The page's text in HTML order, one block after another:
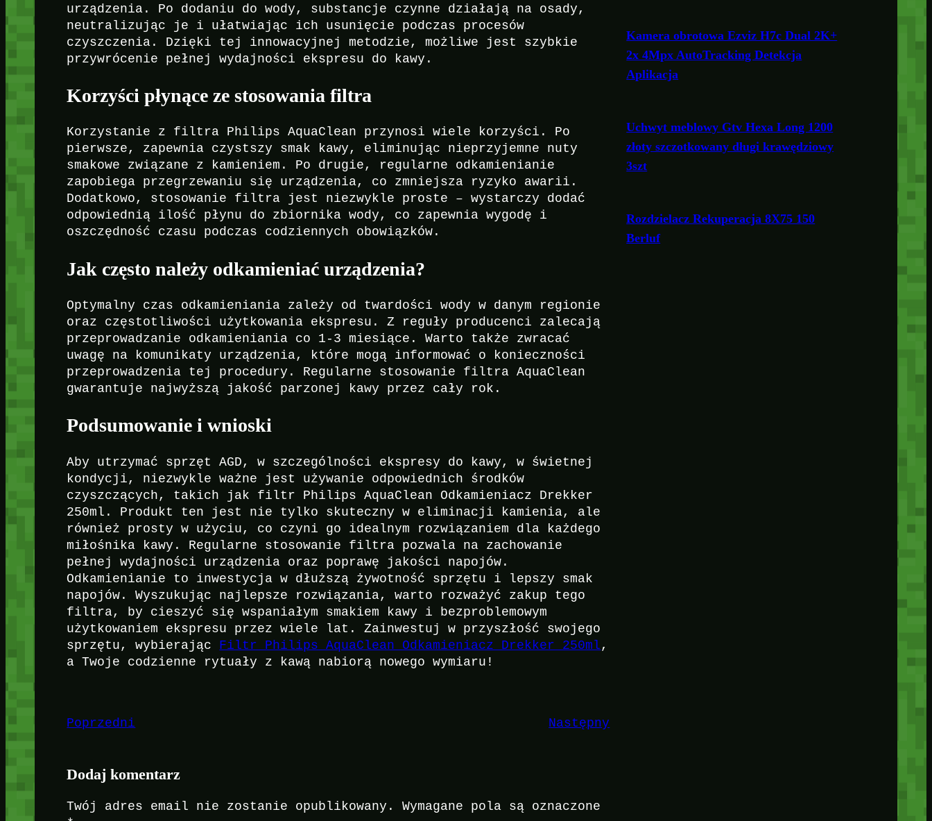
urządzenia. Po dodaniu do wody, substancje czynne działają na osady,
neutralizując je i ułatwiając ich usunięcie podczas procesów
czyszczenia. Dzięki tej innowacyjnej metodzie, możliwe jest szybkie
przywrócenie pełnej wydajności ekspresu do kawy.
Korzyści płynące ze stosowania filtra
Korzystanie z filtra Philips AquaClean przynosi wiele korzyści. Po
pierwsze, zapewnia czystszy smak kawy, eliminując nieprzyjemne nuty
smakowe związane z kamieniem. Po drugie, regularne odkamienianie
zapobiega przegrzewaniu się urządzenia, co zmniejsza ryzyko awarii.
Dodatkowo, stosowanie filtra jest niezwykle proste – wystarczy dodać
odpowiednią ilość płynu do zbiornika wody, co zapewnia wygodę i
oszczędność czasu podczas codziennych obowiązków.
Jak często należy odkamieniać urządzenia?
Optymalny czas odkamieniania zależy od twardości wody w danym regionie
oraz częstotliwości użytkowania ekspresu. Z reguły producenci zalecają
przeprowadzanie odkamieniania co 1-3 miesiące. Warto także zwracać
uwagę na komunikaty urządzenia, które mogą informować o konieczności
przeprowadzenia tej procedury. Regularne stosowanie filtra AquaClean
gwarantuje najwyższą jakość parzonej kawy przez cały rok.
Podsumowanie i wnioski
Aby utrzymać sprzęt AGD, w szczególności ekspresy do kawy, w świetnej
kondycji, niezwykle ważne jest używanie odpowiednich środków
czyszczących, takich jak filtr Philips AquaClean Odkamieniacz Drekker
250ml. Produkt ten jest nie tylko skuteczny w eliminacji kamienia, ale
również prosty w użyciu, co czyni go idealnym rozwiązaniem dla każdego
miłośnika kawy. Regularne stosowanie filtra pozwala na zachowanie
pełnej wydajności urządzenia oraz poprawę jakości napojów.
Odkamienianie to inwestycja w dłuższą żywotność sprzętu i lepszy smak
napojów. Wyszukując najlepsze rozwiązania, warto rozważyć zakup tego
filtra, by cieszyć się wspaniałym smakiem kawy i bezproblemowym
użytkowaniem ekspresu przez wiele lat. Zainwestuj w przyszłość swojego
sprzętu, wybierając Filtr Philips AquaClean Odkamieniacz Drekker 250ml ,
a Twoje codzienne rytuały z kawą nabiorą nowego wymiaru!
Poprzedni Następny
Dodaj komentarz
Twój adres email nie zostanie opublikowany.
Wymagane pola są oznaczone
Kamera obrotowa Ezviz H7c Dual 2K+
2x 4Mpx AutoTracking Detekcja
Aplikacja
Uchwyt meblowy Gtv Hexa Long 1200
złoty szczotkowany długi krawędziowy
3szt
Rozdzielacz Rekuperacja 8X75 150
Berluf